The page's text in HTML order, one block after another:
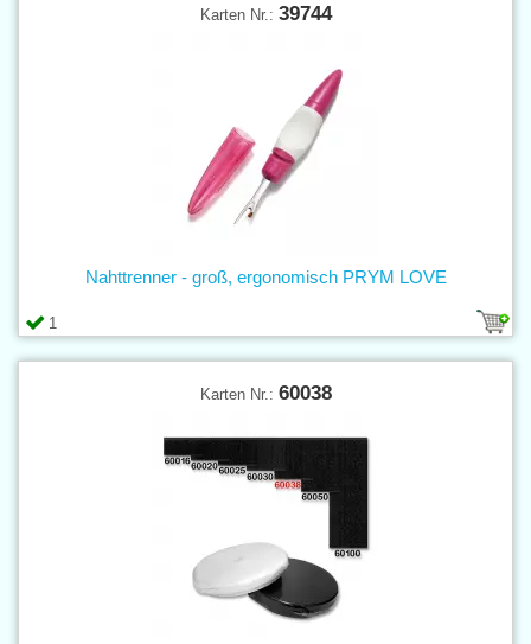
Karten Nr.: 39744
1
Nahttrenner - groß, ergonomisch PRYM LOVE
Karten Nr.: 60038